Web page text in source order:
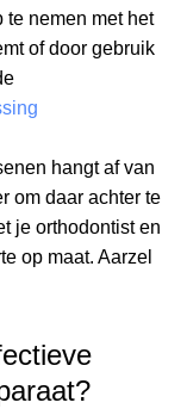
te nemen met het
of door gebruik
hangt af van
om daar achter te
je orthodontist en
op maat. Aarzel